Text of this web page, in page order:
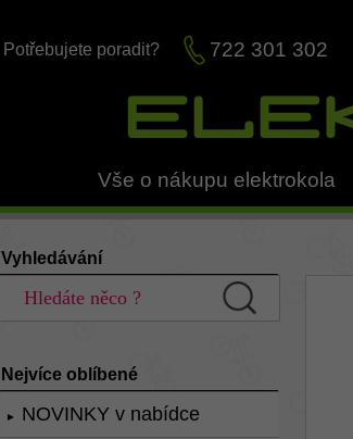
Potřebujete poradit? 722 301 302
Vše o nákupu elektrokola
Vyhledávání
Nejvíce oblíbené
► NOVINKY v nabídce